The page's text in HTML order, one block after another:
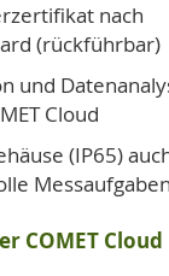
nach
(rückführbar)
und
Cloud
(IP65)
Messaufgaben
COMET Cloud